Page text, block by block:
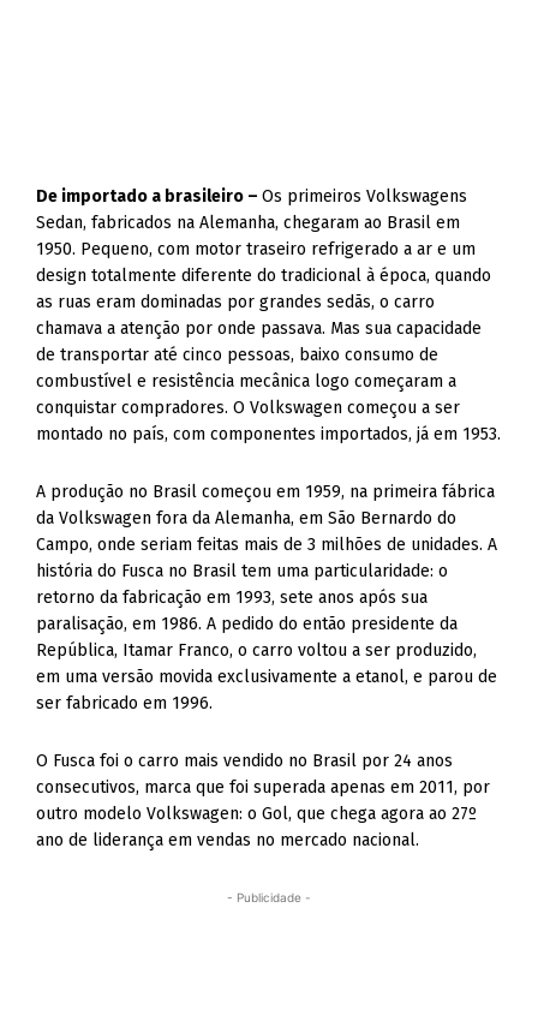
De importado a brasileiro –Os primeiros Volkswagens
Sedan, fabricados na Alemanha, chegaram ao Brasil em
1950. Pequeno, com motor traseiro refrigerado a ar e um
design totalmente diferente do tradicional à época, quando
as ruas eram dominadas por grandes sedãs, o carro
chamava a atenção por onde passava. Mas sua capacidade
de transportar até cinco pessoas, baixo consumo de
combustível e resistência mecânica logo começaram a
conquistar compradores. O Volkswagen começou a ser
montado no país, com componentes importados, já em 1953.
A produção no Brasil começou em 1959, na primeira fábrica
da Volkswagen fora da Alemanha, em São Bernardo do
Campo, onde seriam feitas mais de 3 milhões de unidades. A
história do Fusca no Brasil tem uma particularidade: o
retorno da fabricação em 1993, sete anos após sua
paralisação, em 1986. A pedido do então presidente da
República, Itamar Franco, o carro voltou a ser produzido,
em uma versão movida exclusivamente a etanol, e parou de
ser fabricado em 1996.
O Fusca foi o carro mais vendido no Brasil por 24 anos
consecutivos, marca que foi superada apenas em 2011, por
outro modelo Volkswagen: o Gol, que chega agora ao 27º
ano de liderança em vendas no mercado nacional.
- Publicidade -